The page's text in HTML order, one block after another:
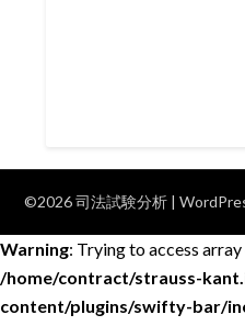
©2026 司法試験分析 |
Warning: Trying to access
/home/contract/strauss-
content/plugins/swifty-bar/